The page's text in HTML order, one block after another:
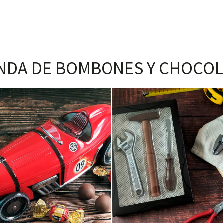
DE BOMBONES Y